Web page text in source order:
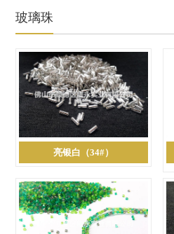
玻璃珠
亮银白（34#）